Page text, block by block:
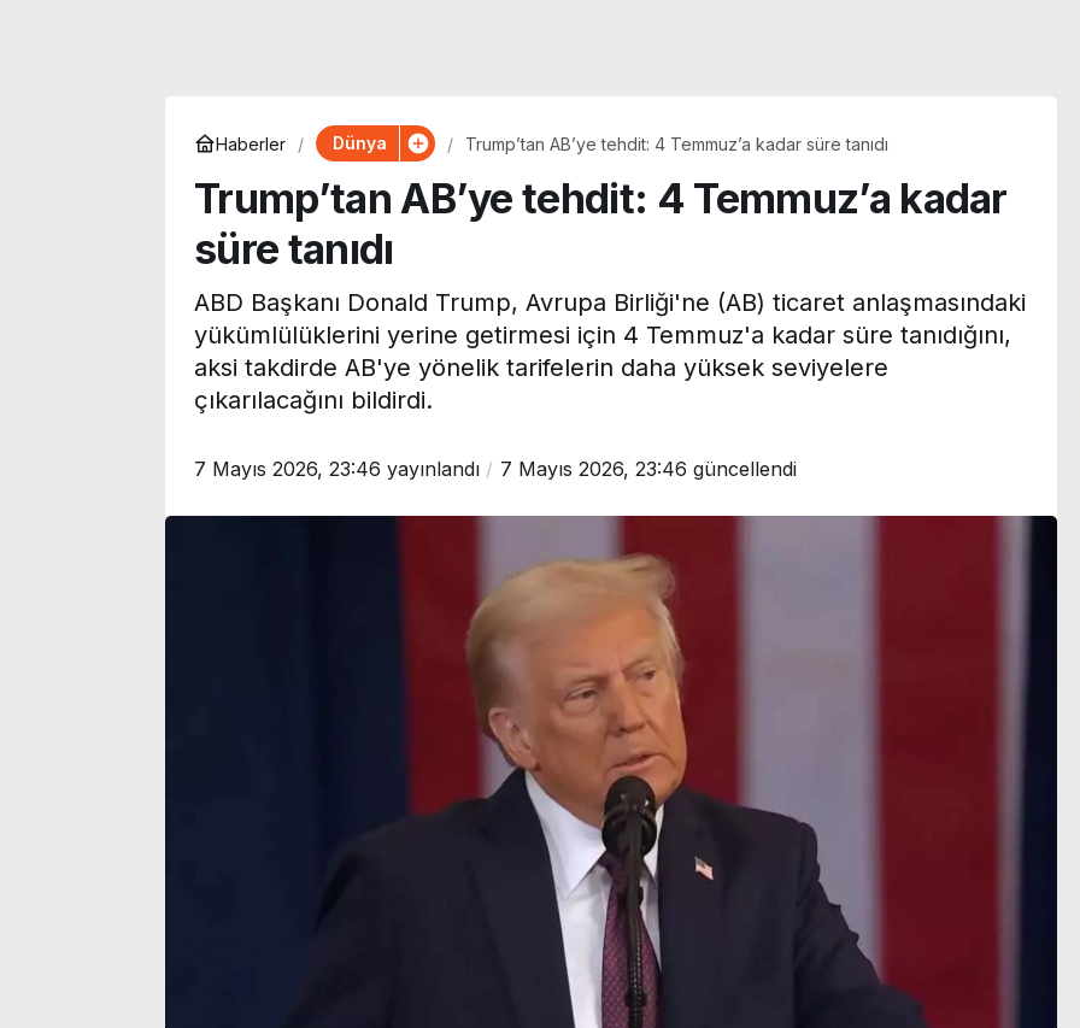
Haberler Dünya Trump’tan AB’ye tehdit: 4 Temmuz’a kadar süre tanıdı
Trump’tan AB’ye tehdit: 4 Temmuz’a kadar
süre tanıdı
ABD Başkanı Donald Trump, Avrupa Birliği'ne (AB) ticaret anlaşmasındaki
yükümlülüklerini yerine getirmesi için 4 Temmuz'a kadar süre tanıdığını,
aksi takdirde AB'ye yönelik tarifelerin daha yüksek seviyelere
çıkarılacağını bildirdi.
7 Mayıs 2026, 23:46 yayınlandı 7 Mayıs 2026, 23:46 güncellendi
Ceylan duyurdu:
Parti’nin bağış
Galatasaray’ın
gündemindeki
Batrakov’dan transfer
Menderes Belediye
Başkan Yardımcısı